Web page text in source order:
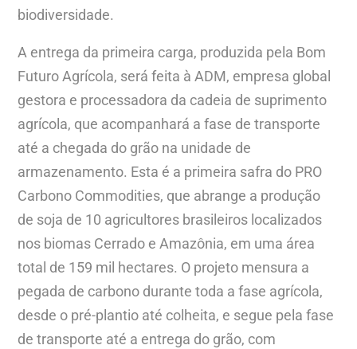
biodiversidade.
A entrega da primeira carga, produzida pela Bom
Futuro Agrícola, será feita à ADM, empresa global
gestora e processadora da cadeia de suprimento
agrícola, que acompanhará a fase de transporte
até a chegada do grão na unidade de
armazenamento. Esta é a primeira safra do PRO
Carbono Commodities, que abrange a produção
de soja de 10 agricultores brasileiros localizados
nos biomas Cerrado e Amazônia, em uma área
total de 159 mil hectares. O projeto mensura a
pegada de carbono durante toda a fase agrícola,
desde o pré-plantio até colheita, e segue pela fase
de transporte até a entrega do grão, com